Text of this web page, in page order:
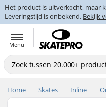
Het product is uitverkocht, maar
Leveringstijd is onbekend. Bekijk
Menu
Home Skates Inline